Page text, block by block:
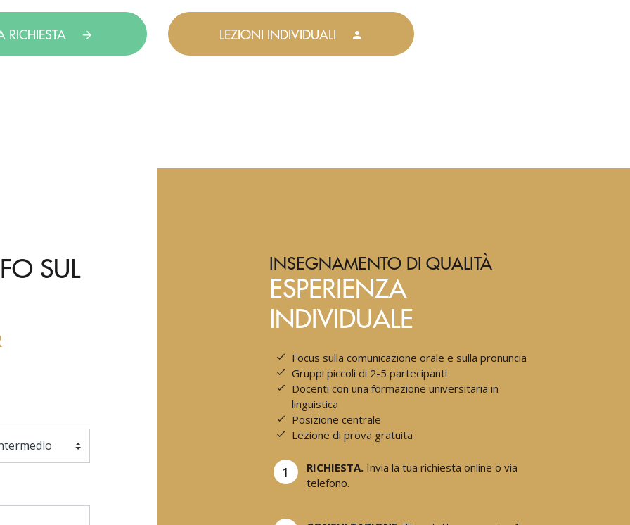
RICHIESTA LEZIONI INDIVIDUALI
SUL
INSEGNAMENTO DI QUALITÀ
ESPERIENZA
INDIVIDUALE
Focus sulla comunicazione orale e sulla pronuncia
Gruppi piccoli di 2-5 partecipanti
Docenti con una formazione universitaria in
linguistica
Posizione centrale
Lezione di prova gratuita
1 RICHIESTA. Invia la tua richiesta online o via
telefono.